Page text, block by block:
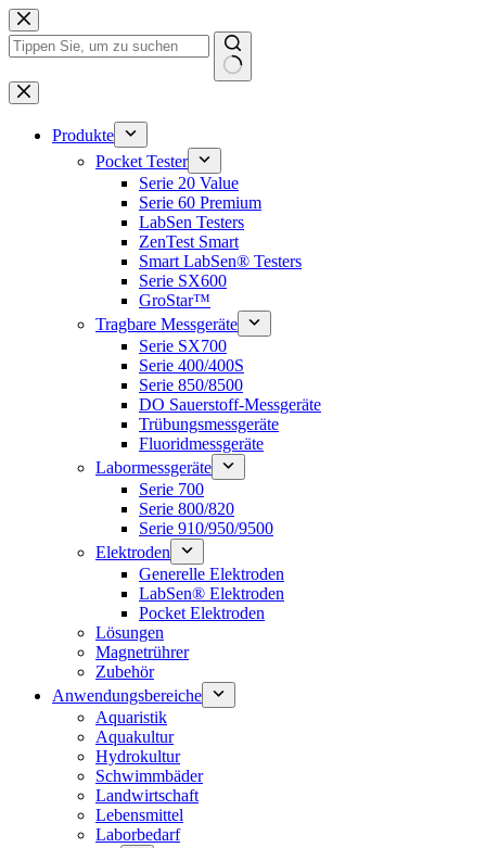
Zum
Inhalt
springen
Keine
Ergebnisse
Produkte
Pocket Tester
Serie 20 Value
Serie 60 Premium
LabSen Testers
ZenTest Smart
Smart LabSen® Testers
Serie SX600
GroStar™
Tragbare Messgeräte
Serie SX700
Serie 400/400S
Serie 850/8500
DO Sauerstoff-Messgeräte
Trübungsmessgeräte
Fluoridmessgeräte
Labormessgeräte
Serie 700
Serie 800/820
Serie 910/950/9500
Elektroden
Generelle Elektroden
LabSen® Elektroden
Pocket Elektroden
Lösungen
Magnetrührer
Zubehör
Anwendungsbereiche
Aquaristik
Aquakultur
Hydrokultur
Schwimmbäder
Landwirtschaft
Lebensmittel
Laborbedarf